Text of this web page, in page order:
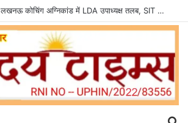
सुप्रीम कोर्ट सख्त: लखनऊ कोचिंग अग्निकांड में LDA उपाध्यक्ष तलब, SIT से मांगी सीलबंद रिपोर्ट